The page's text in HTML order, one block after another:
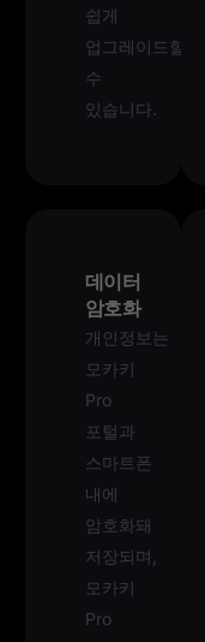
쉽게
업그레이드할
수
있습니다.
데이터
암호화
개인정보는
모카키
Pro
포털과
스마트폰
내에
암호화돼
저장되며,
모카키
Pro